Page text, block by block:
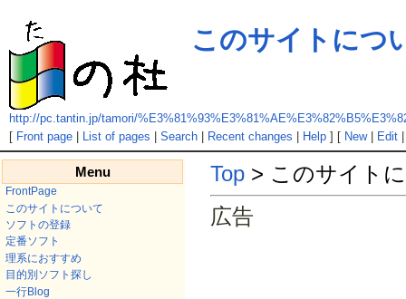
このサイトにつ
http://pc.tantin.jp/tamori/
[ Front page| List of pages Search| Recent changes Help] [ New| Edit
Menu
FrontPage
このサイトについて
ソフトの登録
定番ソフト
理系におすすめ
目的別ソフト探し
一行Blog
Top > このサイト
広告